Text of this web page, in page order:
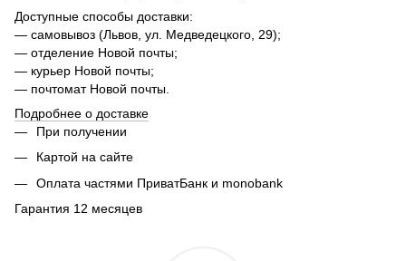
Доступные способы доставки:
— самовывоз (Львов, ул. Медведецкого, 29);
— отделение Новой почты;
— курьер Новой почты;
— почтомат Новой почты.
Подробнее о доставке
При получении
Картой на сайте
Оплата частями ПриватБанк и monobank
Гарантия 12 месяцев